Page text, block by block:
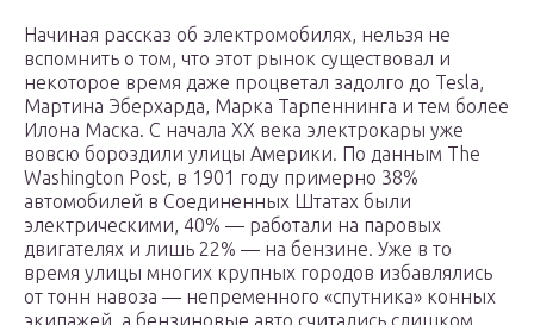
Начиная рассказ об электромобилях, нельзя не
вспомнить о том, что этот рынок существовал и
некоторое время даже процветал задолго до Tesla,
Мартина Эберхарда, Марка Тарпеннинга и тем более
Илона Маска. С начала XX века электрокары уже
вовсю бороздили улицы Америки. По данным The
Washington Post, в 1901 году примерно 38%
автомобилей в Соединенных Штатах были
электрическими, 40% — работали на паровых
двигателях и лишь 22% — на бензине. Уже в то
время улицы многих крупных городов избавлялись
от тонн навоза — непременного «спутника» конных
экипажей, а бензиновые авто считались слишком